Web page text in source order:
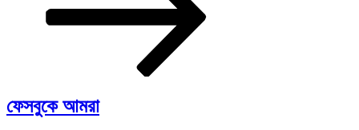
ফেসবুকে আমরা